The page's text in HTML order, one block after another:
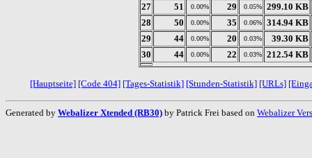
27
51 0.00% 29 0.05%
299.10 KB
28
50 0.00% 35 0.06%
314.94 KB
29
44 0.00% 20 0.03%
39.30 KB
30
44 0.00% 22 0.03% 212.54 KB
[Hauptseite] [Code 404] [Tages-Statistik] [Stunden-Statistik] [URLs]
Generated by Webalizer Xtended (RB30) by Patrick Frei based on Webalizer